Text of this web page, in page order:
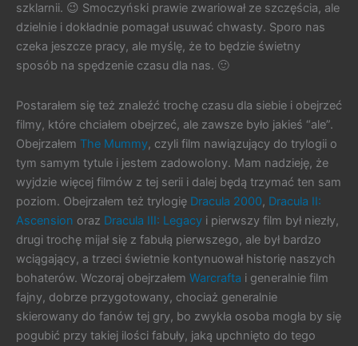
szklarnii. 😉 Smoczyński prawie zwariował ze szczęścia, ale
dzielnie i dokładnie pomagał usuwać chwasty. Sporo nas
czeka jeszcze pracy, ale myślę, że to będzie świetny
sposób na spędzenie czasu dla nas. 🙂
Postarałem się też znaleźć trochę czasu dla siebie i obejrzeć
filmy, które chciałem obejrzeć, ale zawsze było jakieś “ale”.
Obejrzałem The Mummy, czyli film nawiązujący do trylogii o
tym samym tytule i jestem zadowolony. Mam nadzieję, że
wyjdzie więcej filmów z tej serii i dalej będą trzymać ten sam
poziom. Obejrzałem też trylogię Dracula 2000, Dracula II:
Ascension oraz Dracula III: Legacy i pierwszy film był niezły,
drugi trochę mijał się z fabułą pierwszego, ale był bardzo
wciągający, a trzeci świetnie kontynuował historię naszych
bohaterów. Wczoraj obejrzałem Warcrafta i generalnie film
fajny, dobrze przygotowany, chociaż generalnie
skierowany do fanów tej gry, bo zwykła osoba mogła by się
pogubić przy takiej ilości fabuły, jaką upchnięto do tego